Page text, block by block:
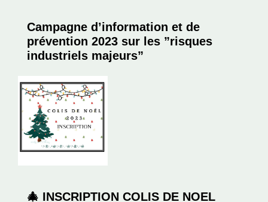
Campagne d’information et de
prévention 2023 sur les ”risques
industriels majeurs”
🎄 INSCRIPTION COLIS DE NOEL